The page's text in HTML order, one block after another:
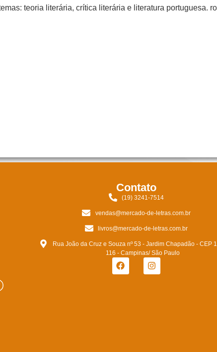
teoria literária, crítica literária e literatura portuguesa.
Contato
(19) 3241-7514
vendas@mercado-de-letras.com.br
livros@mercado-de-letras.com.br
Rua João da Cruz e Souza nº 53 - Jardim Chapadão - CEP
116 - Campinas/ São Paulo